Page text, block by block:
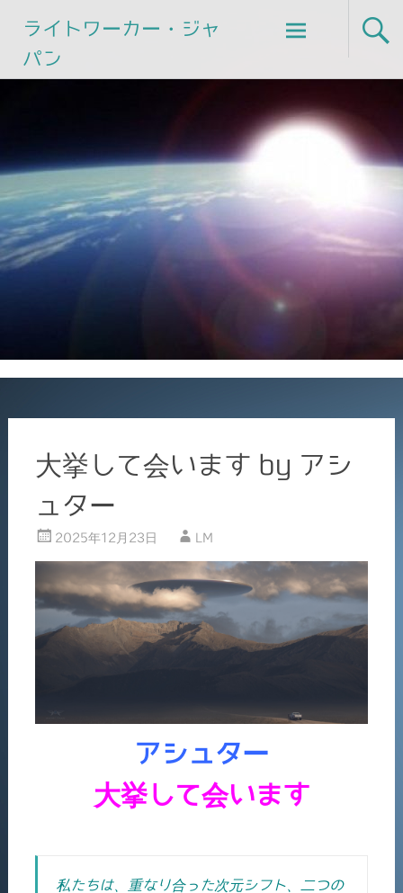
ライトワーカー・ジャ
パン
Skip
to
大挙して会います by アシ
ュター
2025年12月23日 LM
アシュター
大挙して会います
私たちは、重なり合った次元シフト、二つの